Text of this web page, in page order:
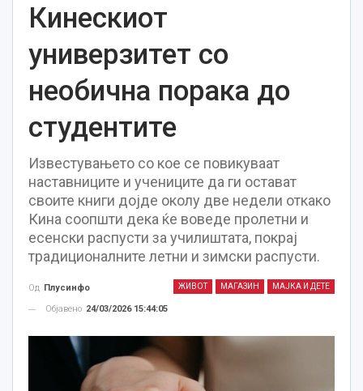
Кинескиот
универзитет со
необична порака до
студентите
Известувањето со кое се повикуваат
наставниците и учениците да ги остават
своите книги дојде околу две недели откако
Кина соопшти дека ќе воведе пролетни и
есенски распусти за училиштата, покрај
традиционалните летни и зимски распусти.
ЖИВОТ МАГАЗИН МАЈКА И ДЕТЕ
Од Плусинфо
Објавено 24/03/2026 15:44:05